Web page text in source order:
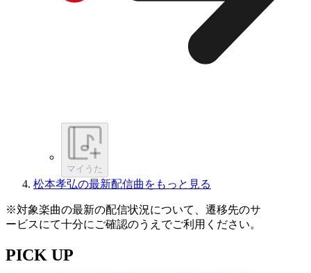
マイうた
松本孝弘の最新配信曲をもっと見る
※対象楽曲の最新の配信状況について、遷移先のサ
ービスにて十分にご確認のうえでご利用ください。
PICK UP